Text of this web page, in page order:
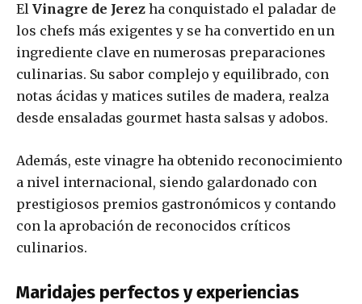
El Vinagre de Jerez ha conquistado el paladar de
los chefs más exigentes y se ha convertido en un
ingrediente clave en numerosas preparaciones
culinarias. Su sabor complejo y equilibrado, con
notas ácidas y matices sutiles de madera, realza
desde ensaladas gourmet hasta salsas y adobos.
Además, este vinagre ha obtenido reconocimiento
a nivel internacional, siendo galardonado con
prestigiosos premios gastronómicos y contando
con la aprobación de reconocidos críticos
culinarios.
Maridajes perfectos y experiencias